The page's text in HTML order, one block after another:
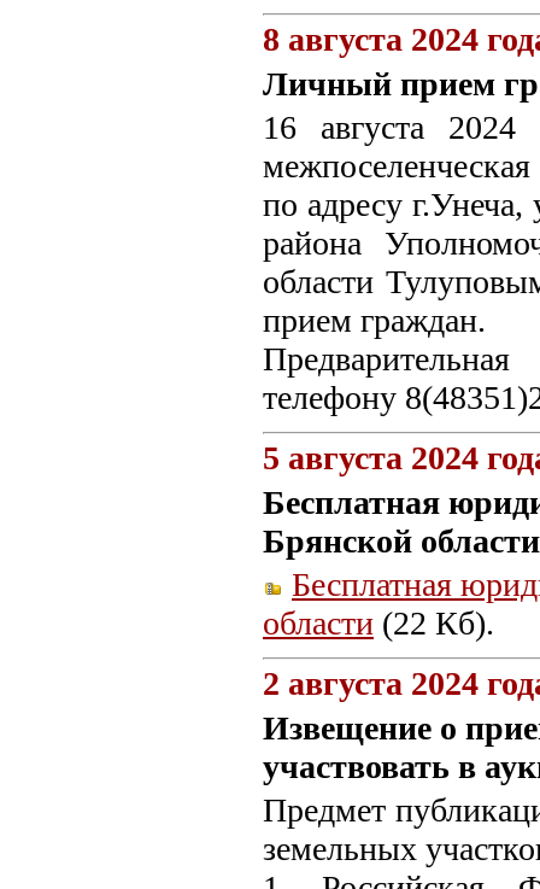
8 августа 2024
Личный прием
16 августа
по адресу
района
области
прием граждан.
телефону
5 августа 2024
Бесплатная
Брянской области
Бесплатная
области (22 Кб).
2 августа 2024
Извещение о
участвовать в
Предмет
земельных